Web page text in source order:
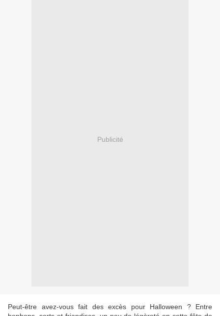
Publicité
Peut-être avez-vous fait des excès pour Halloween ? Entre